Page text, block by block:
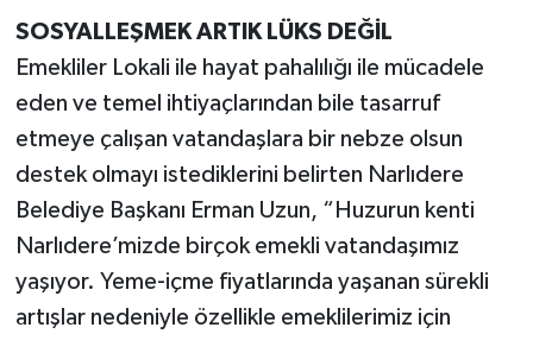
SOSYALLEŞMEK ARTIK LÜKS DEĞİL
Emekliler Lokali ile hayat pahalılığı ile mücadele
eden ve temel ihtiyaçlarından bile tasarruf
etmeye çalışan vatandaşlara bir nebze olsun
destek olmayı istediklerini belirten Narlıdere
Belediye Başkanı Erman Uzun, “Huzurun kenti
Narlıdere’mizde birçok emekli vatandaşımız
yaşıyor. Yeme-içme fiyatlarında yaşanan sürekli
artışlar nedeniyle özellikle emeklilerimiz için